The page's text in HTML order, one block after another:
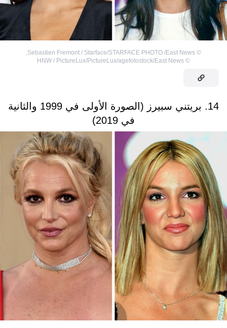
©
Sebastien Fremont / Starface/STARFACE PHOTO /East News
©
HNW / PictureLux/PictureLux/agefotostock/East News
14. بريتني سبيرز (الصورة الأولى في 1999 والثانية
في 2019)